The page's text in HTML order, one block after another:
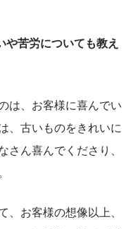
苦労についても教え
は、お客様に喜んでい
、古いものをきれいに
ん喜んでくださり、
お客様の想像以上、